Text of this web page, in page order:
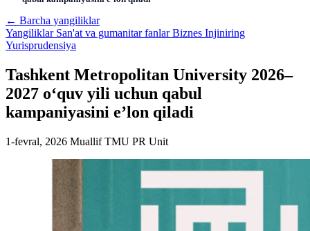
← Barcha yangiliklar
Yangiliklar San'at va gumanitar fanlarBiznes Injiniring
Yurisprudensiya
Tashkent Metropolitan University 2026–
2027 o‘quv yili uchun qabul
kampaniyasini e’lon qiladi
1-fevral, 2026 MuallifTMU PR Unit